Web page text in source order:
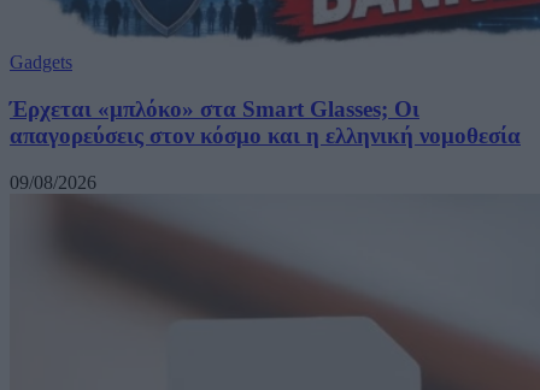
Gadgets
Έρχεται «μπλόκο» στα Smart Glasses; Οι
απαγορεύσεις στον κόσμο και η ελληνική νομοθεσία
09/08/2026